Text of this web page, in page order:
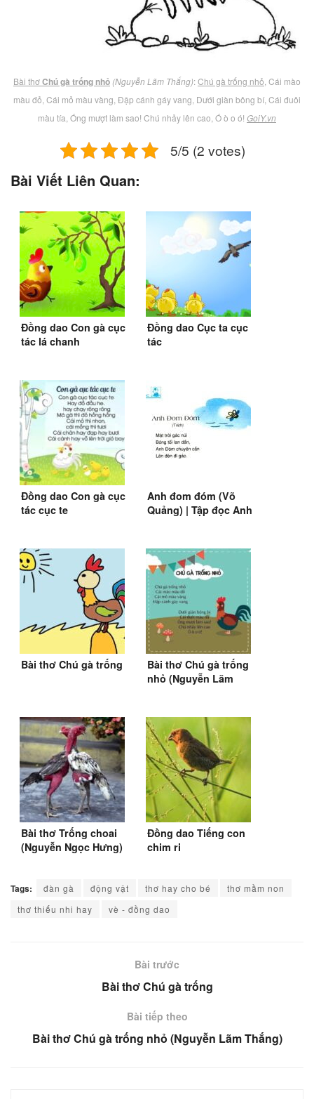
Bài thơChú gà trống nhỏ (Nguyễn Lãm Thắng):Chú gà trống nhỏ , Cái mào
màu đỏ, Cái mỏ màu vàng, Đập cánh gáy vang, Dưới giàn bông bí, Cái đuôi
màu tía, Óng mượt làm sao! Chú nhảy lên cao, Ó ò o ó! GoiY.vn
5/5 (2 votes)
Bài Viết Liên Quan:
Đồng dao Con gà cục
tác lá chanh
Đồng dao Cục ta cục
tác
Đồng dao Con gà cục
tác cục te
Anh đom đóm (Võ
Quảng) | Tập đọc Anh
Bài thơ Chú gà trống
Bài thơ Chú gà trống
nhỏ (Nguyễn Lãm
Bài thơ Trống choai
(Nguyễn Ngọc Hưng)
Đồng dao Tiếng con
chim ri
Tags: đàn gà động vật thơ hay cho bé
thơ mầm non
thơ thiếu nhi hay
vè - đồng dao
Bài trước
Bài thơ Chú gà trống
Bài tiếp theo
Bài thơ Chú gà trống nhỏ (Nguyễn Lãm Thắng)